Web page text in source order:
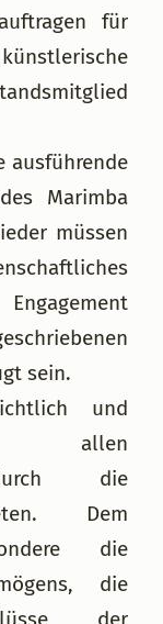
für
ausführende
Marimba
müssen
sein.
und
allen
durch die
Dem
die
die